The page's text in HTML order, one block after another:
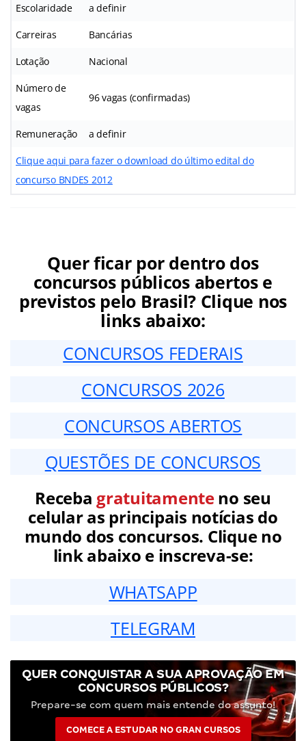
Escolaridade a definir
Carreiras Bancárias
Lotação Nacional
Número de
vagas
96 vagas (confirmadas)
Remuneração a definir
Clique aqui para fazer o download do último edital do
concurso BNDES 2012
Quer ficar por dentro dos
concursos públicos abertos e
previstos pelo Brasil? Clique nos
links abaixo:
CONCURSOS FEDERAIS
CONCURSOS 2026
CONCURSOS ABERTOS
QUESTÕES DE CONCURSOS
Receba gratuitamenteno seu
celular as principais notícias do
mundo dos concursos. Clique no
link abaixo e inscreva-se:
WHATSAPP
TELEGRAM
QUER CONQUISTAR A SUA APROVAÇÃO EM
CONCURSOS PÚBLICOS?
Prepare-se com quem mais entende do assunto!
COMECE A ESTUDAR NO GRAN CURSOS